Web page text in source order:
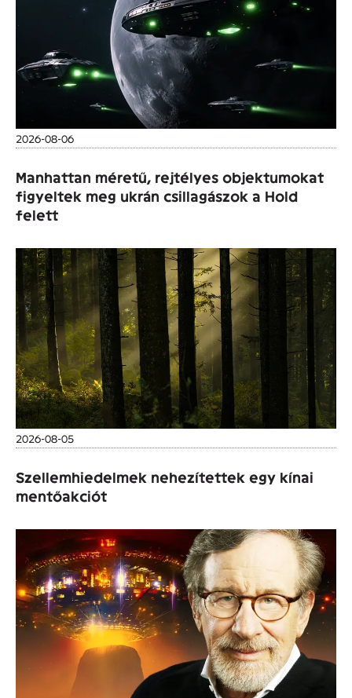
2026-08-06
Manhattan méretű, rejtélyes objektumokat
figyeltek meg ukrán csillagászok a Hold
felett
2026-08-05
Szellemhiedelmek nehezítettek egy kínai
mentőakciót